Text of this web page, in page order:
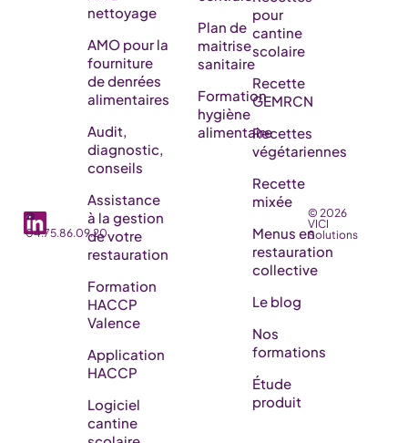
☎️
04.75.86.09.20
nettoyage
AMO pour la
fourniture
de denrées
alimentaires
Audit,
diagnostic,
conseils
Assistance
à la gestion
de votre
restauration
Formation
HACCP
Valence
Application
HACCP
Logiciel
cantine
Plan de
maitrise
sanitaire
Formation
hygiène
alimentaire
pour
cantine
scolaire
Recette
GEMRCN
Recettes
végétariennes
Recette
mixée
Menus en
restauration
collective
Le blog
Nos
formations
Étude
produit
© 2026
VICI
Solutions